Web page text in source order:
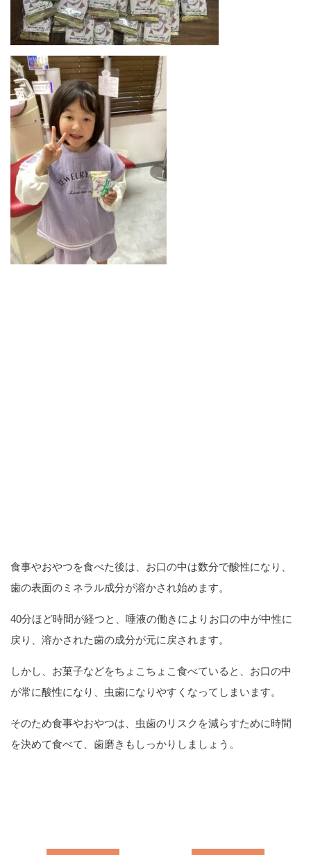
食事やおやつを食べた後は、お口の中は数分で酸性になり、
歯の表面のミネラル成分が溶かされ始めます。
40分ほど時間が経つと、唾液の働きによりお口の中が中性に
戻り、溶かされた歯の成分が元に戻されます。
しかし、お菓子などをちょこちょこ食べていると、お口の中
が常に酸性になり、虫歯になりやすくなってしまいます。
そのため食事やおやつは、虫歯のリスクを減らすために時間
を決めて食べて、歯磨きもしっかりしましょう。